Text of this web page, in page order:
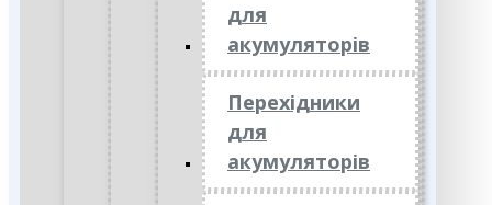
для
акумуляторів
Перехідники
для
акумуляторів